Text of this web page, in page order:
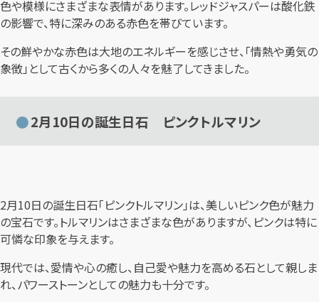
色や模様にさまざまな表情があります。レッドジャスパーは酸化鉄
の影響で、特に深みのある赤色を帯びています。
その鮮やかな赤色は大地のエネルギーを感じさせ、「情熱や勇気の
象徴」として古くから多くの人々を魅了してきました。
2月10日の誕生日石 ピンクトルマリン
2月10日の誕生日石「ピンクトルマリン」は、美しいピンク色が魅力
の宝石です。トルマリンはさまざまな色がありますが、ピンクは特に
可憐な印象を与えます。
現代では、愛情や心の癒し、自己愛や魅力を高める石として親しま
れ、パワーストーンとしての魅力も十分です。